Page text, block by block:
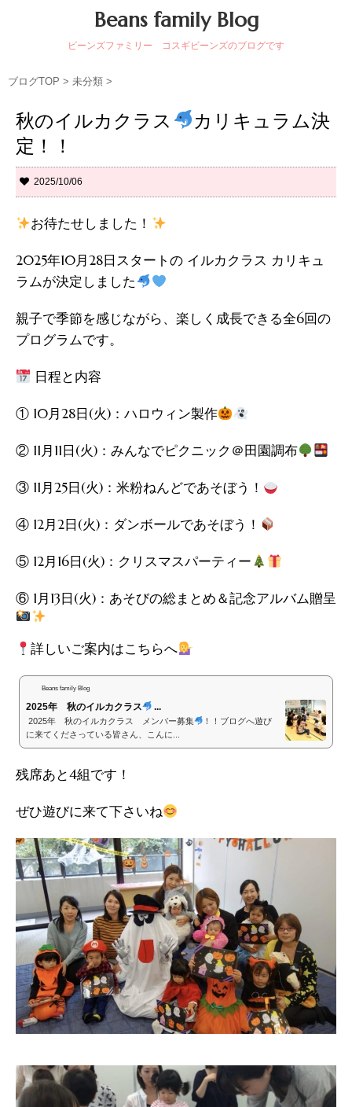
Beans family Blog
ビーンズファミリー コスギビーンズのブログです
ブログTOP > 未分類 >
秋のイルカクラス
カリキュラム決
定！！
2025/10/06
お待たせしました！
2025年10月28日スタートの イルカクラス カリキュ
ラムが決定しました
親子で季節を感じながら、楽しく成長できる全6回の
プログラムです。
日程と内容
① 10月28日(火)：ハロウィン製作
② 11月11日(火)：みんなでピクニック＠田園調布
③ 11月25日(火)：米粉ねんどであそぼう！
④ 12月2日(火)：ダンボールであそぼう！
⑤ 12月16日(火)：クリスマスパーティー
⑥ 1月13日(火)：あそびの総まとめ＆記念アルバム贈呈
詳しいご案内はこちらへ
Beans family Blog
2025年 秋のイルカクラス ...
2025年 秋のイルカクラス メンバー募集
！！ブログへ遊び
に来てくださっている皆さん、こんに...
残席あと4組です！
ぜひ遊びに来て下さいね